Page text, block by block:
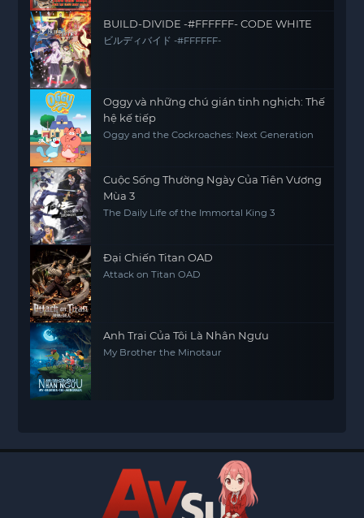
BUILD-DIVIDE -#FFFFFF- CODE WHITE
ビルディバイド -#FFFFFF-
Oggy và những chú gián tinh nghịch: Thế
hệ kế tiếp
Oggy and the Cockroaches: Next Generation
Cuộc Sống Thường Ngày Của Tiên Vương
Mùa 3
The Daily Life of the Immortal King 3
Đại Chiến Titan OAD
Attack on Titan OAD
Anh Trai Của Tôi Là Nhân Ngưu
My Brother the Minotaur